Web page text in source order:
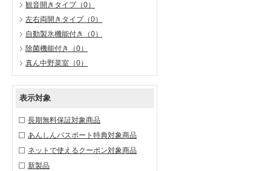
観音開きタイプ（0）
左右両開きタイプ（0）
自動製氷機能付き
（0）
除菌機能付き
（0）
真ん中野菜室 （0）
表示対象
長期無料保証対象商品
あんしんパスポート特典対象商品
ネットで使えるクーポン対象商品
新製品